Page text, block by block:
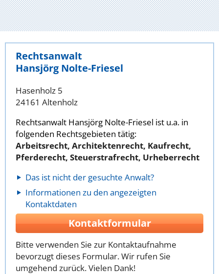
Rechtsanwalt
Hansjörg Nolte-Friesel
Hasenholz 5
24161 Altenholz
Rechtsanwalt Hansjörg Nolte-Friesel ist u.a. in
folgenden Rechtsgebieten tätig:
Arbeitsrecht, Architektenrecht, Kaufrecht,
Pferderecht, Steuerstrafrecht, Urheberrecht
Das ist nicht der gesuchte Anwalt?
Informationen zu den angezeigten
Kontaktdaten
Kontaktformular
Bitte verwenden Sie zur Kontaktaufnahme
bevorzugt dieses Formular. Wir rufen Sie
umgehend zurück. Vielen Dank!